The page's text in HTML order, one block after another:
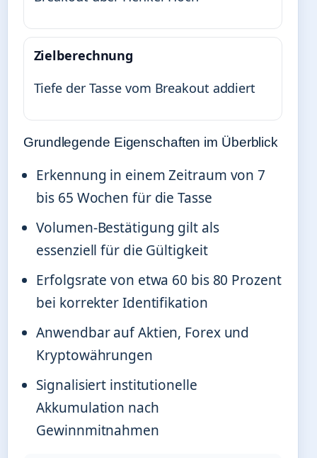
Zielberechnung
Tiefe der Tasse vom Breakout addiert
Grundlegende Eigenschaften im Überblick
Erkennung in einem Zeitraum von 7
bis 65 Wochen für die Tasse
Volumen-Bestätigung gilt als
essenziell für die Gültigkeit
Erfolgsrate von etwa 60 bis 80 Prozent
bei korrekter Identifikation
Anwendbar auf Aktien, Forex und
Kryptowährungen
Signalisiert institutionelle
Akkumulation nach
Gewinnmitnahmen